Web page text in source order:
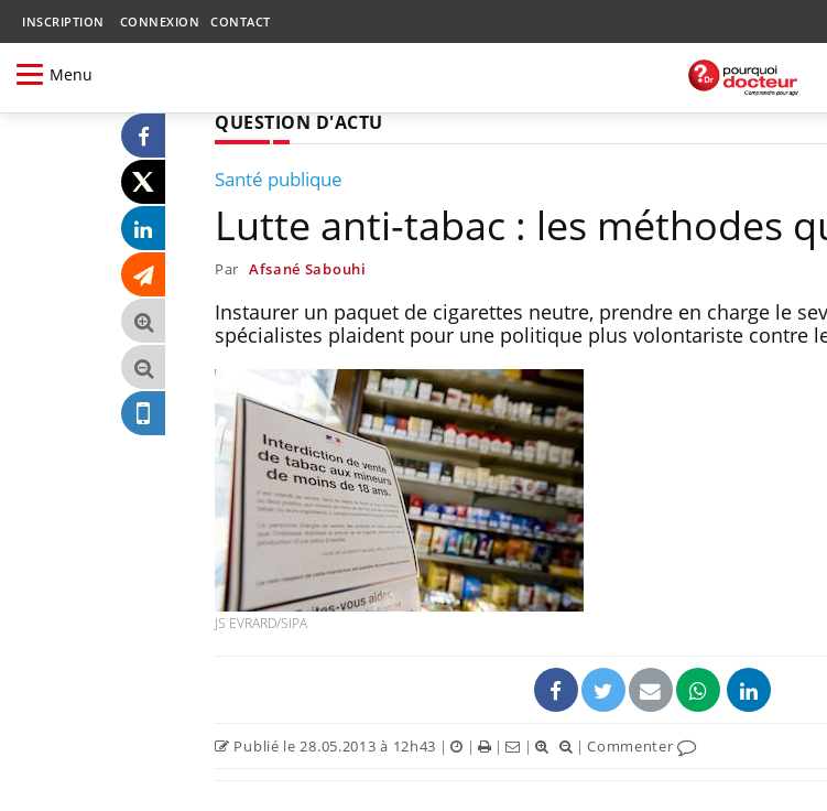
INSCRIPTION CONNEXION CONTACT
Menu
QUESTION D'ACTU
Santé publique
Lutte anti-tabac : les méthodes
Par Afsané Sabouhi
Instaurer un paquet de cigarettes neutre, prendre en charge le
spécialistes plaident pour une politique plus volontariste contre
JS EVRARD/SIPA
Publié le 28.05.2013 à 12h43 | | | | |Commenter